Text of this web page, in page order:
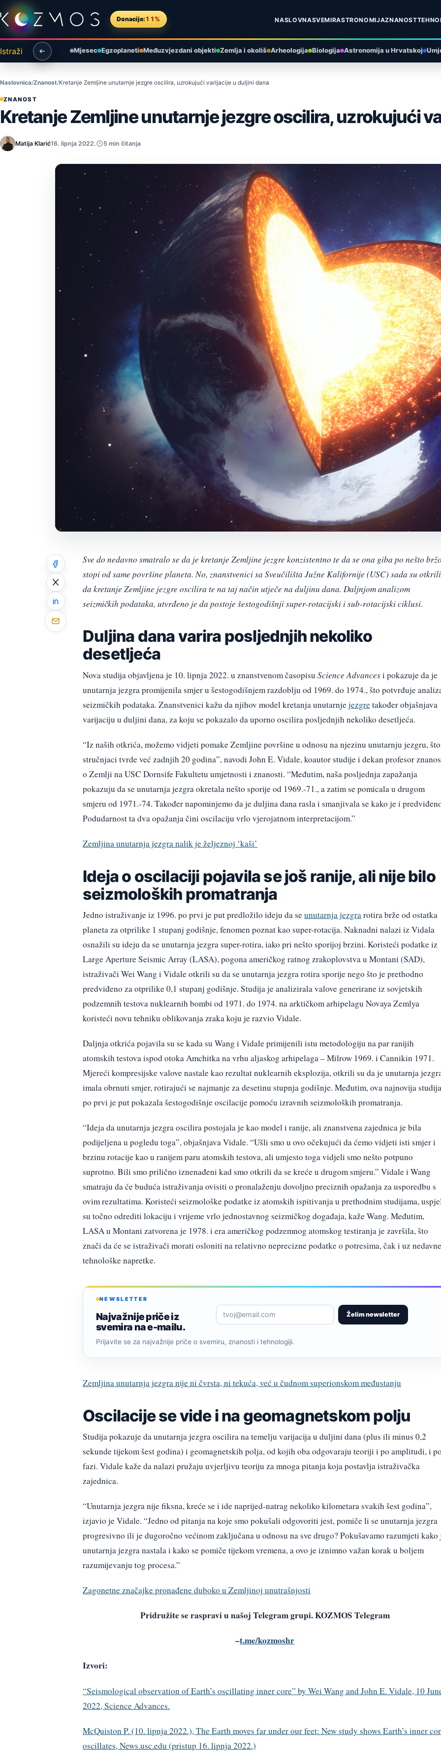
Preskoči na sadržaj
Donacije: 11% NASLOVNASVEMIRASTRONOMIJAZNANOST
Istraži Mjesec Egzoplaneti Međuzvjezdani objekti Zemlja i okoliš Arheologija Biologija Astronomija u Hrvatskoj
Naslovnica Znanost Kretanje Zemljine unutarnje jezgre oscilira, uzrokujući varijacije u duljini dana
ZNANOST
Kretanje Zemljine unutarnje jezgre oscilira, uzrokujući
Matija Klarić16. lipnja 2022. 5 min čitanja
Sve do nedavno smatralo se da je kretanje Zemljine jezgre konzistentno te da se ona giba po nešto
stopi od same površine planeta. No, znanstvenici sa Sveučilišta Južne Kalifornije (USC) sada su otkrili
da kretanje Zemljine jezgre oscilira te na taj način utječe na duljinu dana. Daljnjom analizom
seizmičkih podataka, utvrđeno je da postoje šestogodišnji super-rotacijski i sub-rotacijski ciklusi.
Duljina dana varira posljednjih nekoliko
desetljeća
Nova studija objavljena je 10. lipnja 2022. u znanstvenom časopisu Science Advancesi pokazuje da je
unutarnja jezgra promijenila smjer u šestogodišnjem razdoblju od 1969. do 1974., što potvrđuje
seizmičkih podataka. Znanstvenici kažu da njihov model kretanja unutarnjejezgretakođer objašnjava
varijaciju u duljini dana, za koju se pokazalo da uporno oscilira posljednjih nekoliko desetljeća.
“Iz naših otkrića, možemo vidjeti pomake Zemljine površine u odnosu na njezinu unutarnju jezgru, što
stručnjaci tvrde već zadnjih 20 godina”, navodi John E. Vidale, koautor studije i dekan profesor
o Zemlji na USC Dornsife Fakultetu umjetnosti i znanosti. “Međutim, naša posljednja zapažanja
pokazuju da se unutarnja jezgra okretala nešto sporije od 1969.-71., a zatim se pomicala u drugom
smjeru od 1971.-74. Također napominjemo da je duljina dana rasla i smanjivala se kako je i
Podudarnost ta dva opažanja čini oscilaciju vrlo vjerojatnom interpretacijom.”
Zemljina unutarnja jezgra nalik je željeznoj ‘kaši’
Ideja o oscilaciji pojavila se još ranije, ali nije bilo
seizmoloških promatranja
Jedno istraživanje iz 1996. po prvi je put predložilo ideju da seunutarnja jezgrarotira brže od ostatka
planeta za otprilike 1 stupanj godišnje, fenomen poznat kao super-rotacija. Naknadni nalazi iz Vidala
osnažili su ideju da se unutarnja jezgra super-rotira, iako pri nešto sporijoj brzini. Koristeći podatke iz
Large Aperture Seismic Array (LASA), pogona američkog ratnog zrakoplovstva u Montani (SAD),
istraživači Wei Wang i Vidale otkrili su da se unutarnja jezgra rotira sporije nego što je prethodno
predviđeno za otprilike 0,1 stupanj godišnje. Studija je analizirala valove generirane iz sovjetskih
podzemnih testova nuklearnih bombi od 1971. do 1974. na arktičkom arhipelagu Novaya Zemlya
koristeći novu tehniku ​​oblikovanja zraka koju je razvio Vidale.
Daljnja otkrića pojavila su se kada su Wang i Vidale primijenili istu metodologiju na par ranijih
atomskih testova ispod otoka Amchitka na vrhu aljaskog arhipelaga – Milrow 1969. i Cannikin 1971.
Mjereći kompresijske valove nastale kao rezultat nuklearnih eksplozija, otkrili su da je unutarnja
imala obrnuti smjer, rotirajući se najmanje za desetinu stupnja godišnje. Međutim, ova najnovija studija
po prvi je put pokazala šestogodišnje oscilacije pomoću izravnih seizmoloških promatranja.
“Ideja da unutarnja jezgra oscilira postojala je kao model i ranije, ali znanstvena zajednica je bila
podijeljena u pogledu toga”, objašnjava Vidale. “Ušli smo u ovo očekujući da ćemo vidjeti isti smjer i
brzinu rotacije kao u ranijem paru atomskih testova, ali umjesto toga vidjeli smo nešto potpuno
suprotno. Bili smo prilično iznenađeni kad smo otkrili da se kreće u drugom smjeru.” Vidale i Wang
smatraju da će buduća istraživanja ovisiti o pronalaženju dovoljno preciznih opažanja za usporedbu s
ovim rezultatima. Koristeći seizmološke podatke iz atomskih ispitivanja u prethodnim studijama,
su točno odrediti lokaciju i vrijeme vrlo jednostavnog seizmičkog događaja, kaže Wang. Međutim,
LASA u Montani zatvorena je 1978. i era američkog podzemnog atomskog testiranja je završila, što
znači da će se istraživači morati osloniti na relativno neprecizne podatke o potresima, čak i uz nedavne
tehnološke napretke.
NEWSLETTER
Najvažnije priče iz
svemira na e-mailu.
Želim newsletter
Prijavite se za najvažnije priče o svemiru, znanosti i tehnologiji.
Zemljina unutarnja jezgra nije ni čvrsta, ni tekuća, već u čudnom superionskom međustanju
Oscilacije se vide i na geomagnetskom polju
Studija pokazuje da unutarnja jezgra oscilira na temelju varijacija u duljini dana (plus ili minus 0,2
sekunde tijekom šest godina) i geomagnetskih polja, od kojih oba odgovaraju teoriji i po amplitudi, i
fazi. Vidale kaže da nalazi pružaju uvjerljivu teoriju za mnoga pitanja koja postavlja istraživačka
zajednica.
“Unutarnja jezgra nije fiksna, kreće se i ide naprijed-natrag nekoliko kilometara svakih šest godina”,
izjavio je Vidale. “Jedno od pitanja na koje smo pokušali odgovoriti jest, pomiče li se unutarnja jezgra
progresivno ili je dugoročno većinom zaključana u odnosu na sve drugo? Pokušavamo razumjeti kako
unutarnja jezgra nastala i kako se pomiče tijekom vremena, a ovo je iznimno važan korak u boljem
razumijevanju tog procesa.”
Zagonetne značajke pronađene duboko u Zemljinoj unutrašnjosti
Pridružite se raspravi u našoj Telegram grupi. KOZMOS Telegram
–t.me/kozmoshr
Izvori:
“Seismological observation of Earth’s oscillating inner core” by Wei Wang and John E. Vidale, 10
2022, Science Advances.
McQuiston P. (10. lipnja 2022.), The Earth moves far under our feet: New study shows Earth’s inner
oscillates, News.usc.edu (pristup 16. lipnja 2022.)